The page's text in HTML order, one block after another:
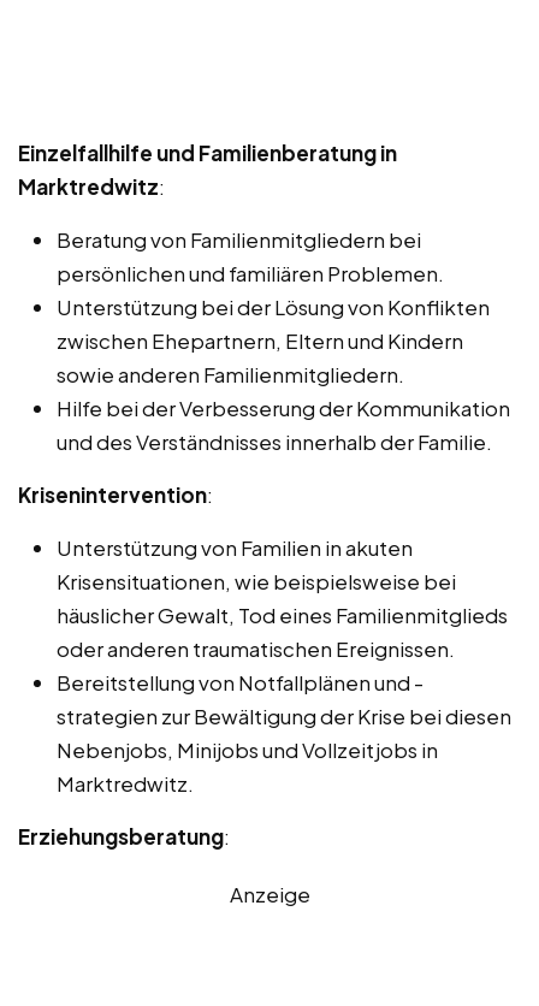
Einzelfallhilfe und Familienberatung in
Marktredwitz:
Beratung von Familienmitgliedern bei
persönlichen und familiären Problemen.
Unterstützung bei der Lösung von Konflikten
zwischen Ehepartnern, Eltern und Kindern
sowie anderen Familienmitgliedern.
Hilfe bei der Verbesserung der Kommunikation
und des Verständnisses innerhalb der Familie.
Krisenintervention:
Unterstützung von Familien in akuten
Krisensituationen, wie beispielsweise bei
häuslicher Gewalt, Tod eines Familienmitglieds
oder anderen traumatischen Ereignissen.
Bereitstellung von Notfallplänen und -
strategien zur Bewältigung der Krise bei diesen
Nebenjobs, Minijobs und Vollzeitjobs in
Marktredwitz.
Erziehungsberatung:
Anzeige